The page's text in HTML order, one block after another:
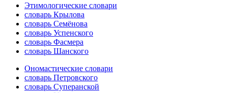
Этимологические словари
словарь Крылова
словарь Семёнова
словарь Успенского
словарь Фасмера
словарь Шанского
Ономастические словари
словарь Петровского
словарь Суперанской